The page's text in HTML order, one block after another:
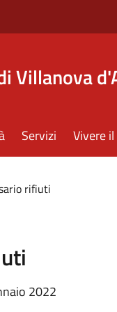
Villanova
Servizi Vivere
rifiuti
2022